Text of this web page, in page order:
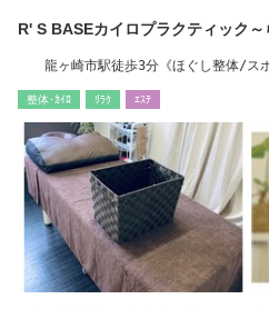
R' S BASEカイロプラクティック～
龍ヶ崎市駅徒歩3分《ほぐし整体/ス
整体･ｶｲﾛ ﾘﾗｸ ｴｽﾃ